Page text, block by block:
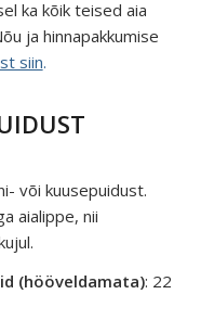
ka kõik teised aia
ja hinnapakkumise
siin.
või kuusepuidust.
aialippe, nii
(hööveldamata): 22